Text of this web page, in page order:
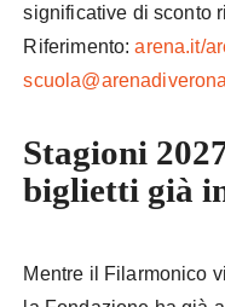
significative di sconto
Riferimento:arena.it/
Stagioni
biglietti già
Mentre il Filarmonico